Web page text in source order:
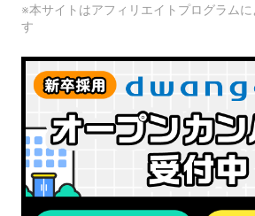
※本サイトはアフィリエイトプログラム
す